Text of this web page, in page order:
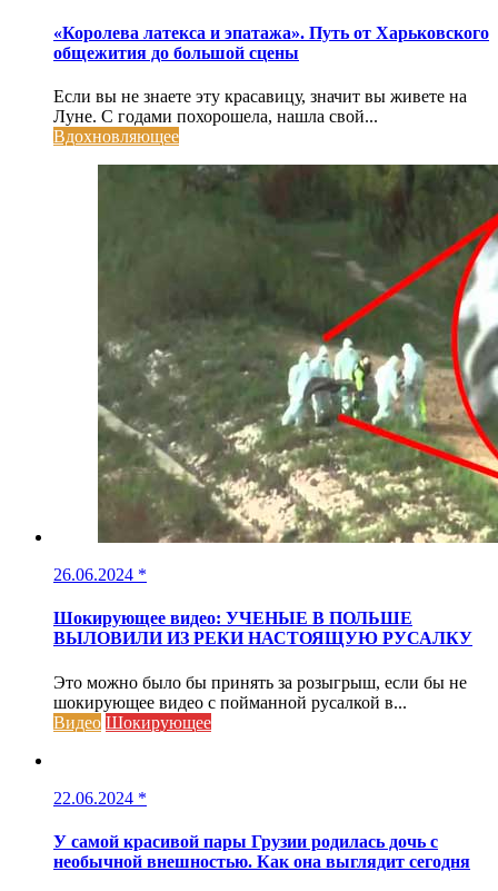
«Королева латекса и эпатажа». Путь от Харьковского
общежития до большой сцены
Если вы не знаете эту красавицу, значит вы живете на
Луне. С годами похорошела, нашла свой...
Вдохновляющее
26.06.2024 *
Шокирующее видео: УЧЕНЫЕ В ПОЛЬШЕ
ВЫЛОВИЛИ ИЗ РЕКИ НАСТОЯЩУЮ РУСАЛКУ
Это можно было бы принять за розыгрыш, если бы не
шокирующее видео с пойманной русалкой в...
Видео Шокирующее
22.06.2024 *
У самой красивой пары Грузии родилась дочь с
необычной внешностью. Как она выглядит сегодня